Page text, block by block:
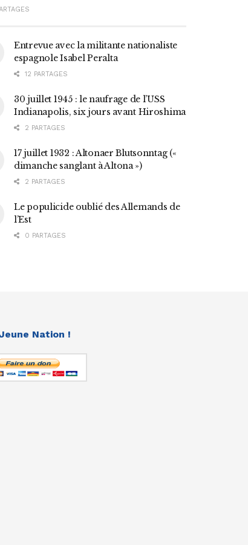
Entrevue avec la militante nationaliste
espagnole Isabel Peralta
12 PARTAGES
30 juillet 1945 : le naufrage de l’USS
Indianapolis, six jours avant Hiroshima
2 PARTAGES
17 juillet 1932 : Altonaer Blutsonntag («
dimanche sanglant à Altona »)
2 PARTAGES
Le populicide oublié des Allemands de
l’Est
0 PARTAGES
Nation !